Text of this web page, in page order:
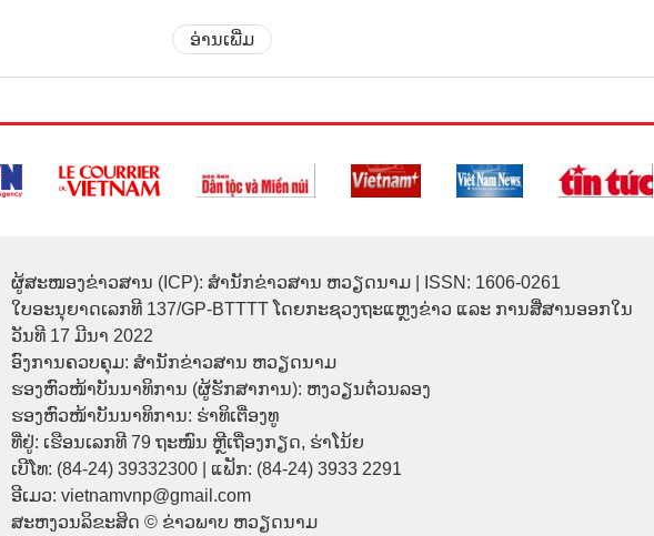
ອ່ານເພີ່ມ
ຜູ້ສະໜອງຂ່າວສານ (ICP): ສຳນັກຂ່າວສານ ຫວຽດນາມ | ISSN: 1606-0261
ໃບອະນຸຍາດເລກທີ 137/GP-BTTTT ໂດຍກະຊວງຖະແຫຼງຂ່າວ ແລະ ການສື່ສານອອກໃນ
ວັນທີ 17 ມີນາ 2022
ອົງການຄວບຄຸມ: ສຳນັກຂ່າວສານ ຫວຽດນາມ
ຮອງຫົວໜ້າບັນນາທິການ (ຜູ້ຮັກສາການ): ຫງວຽນຕ໋ວນລອງ
ຮອງຫົວໜ້າບັນນາທິການ: ຮ່າທິເຕື່ອງທູ
ທີ່ຢູ່: ເຮືອນເລກທີ 79 ຖະໜົນ ຫຼີເຖື່ອງກຽດ, ຮ່າໂນ້ຍ
ເບີໂທ: (84-24) 39332300 | ແຟັກ: (84-24) 3933 2291
ອີເມວ: vietnamvnp@gmail.com
ສະຫງວນລິຂະສິດ © ຂ່າວພາບ ຫວຽດນາມ